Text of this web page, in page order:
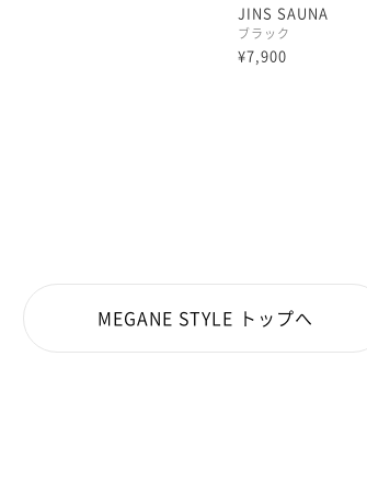
JINS SAUNA
ブラック
¥7,900
MEGANE STYLE トップへ